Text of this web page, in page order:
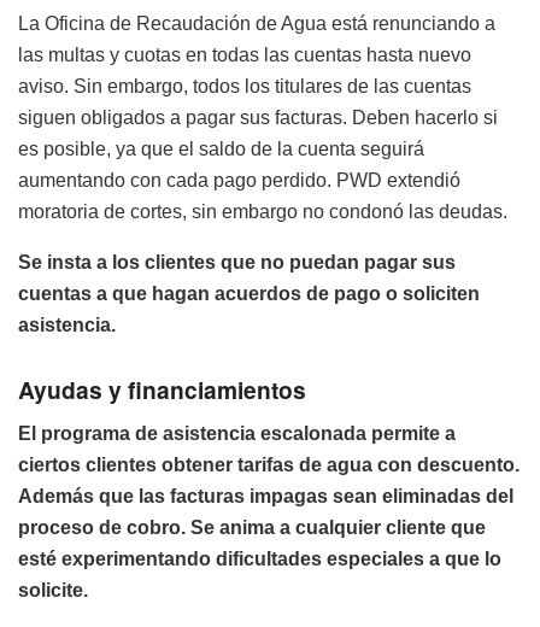
La Oficina de Recaudación de Agua está renunciando a
las multas y cuotas en todas las cuentas hasta nuevo
aviso. Sin embargo, todos los titulares de las cuentas
siguen obligados a pagar sus facturas. Deben hacerlo si
es posible, ya que el saldo de la cuenta seguirá
aumentando con cada pago perdido. PWD extendió
moratoria de cortes, sin embargo no condonó las deudas.
Se insta a los clientes que no puedan pagar sus
cuentas a que hagan acuerdos de pago o soliciten
asistencia.
Ayudas y financiamientos
El programa de asistencia escalonada permite a
ciertos clientes obtener tarifas de agua con descuento.
Además que las facturas impagas sean eliminadas del
proceso de cobro. Se anima a cualquier cliente que
esté experimentando dificultades especiales a que lo
solicite.